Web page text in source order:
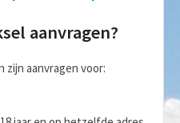
aanvragen?
zijn aanvragen voor: